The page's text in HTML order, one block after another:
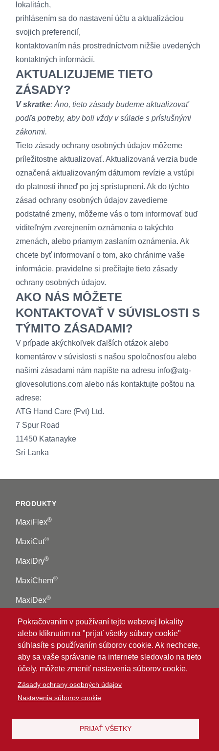
lokalitách,
prihlásením sa do nastavení účtu a aktualizáciou
svojich preferencií,
kontaktovaním nás prostredníctvom nižšie uvedených
kontaktných informácií.
AKTUALIZUJEME TIETO
ZÁSADY?
V skratke: Áno, tieto zásady budeme aktualizovať
podľa potreby, aby boli vždy v súlade s príslušnými
zákonmi.
Tieto zásady ochrany osobných údajov môžeme
príležitostne aktualizovať. Aktualizovaná verzia bude
označená aktualizovaným dátumom revízie a vstúpi
do platnosti ihneď po jej sprístupnení. Ak do týchto
zásad ochrany osobných údajov zavedieme
podstatné zmeny, môžeme vás o tom informovať buď
viditeľným zverejnením oznámenia o takýchto
zmenách, alebo priamym zaslaním oznámenia. Ak
chcete byť informovaní o tom, ako chránime vaše
informácie, pravidelne si prečítajte tieto zásady
ochrany osobných údajov.
AKO NÁS MÔŽETE
KONTAKTOVAŤ V SÚVISLOSTI S
TÝMITO ZÁSADAMI?
V prípade akýchkoľvek ďalších otázok alebo
komentárov v súvislosti s našou spoločnosťou alebo
našimi zásadami nám napíšte na adresu info@atg-
glovesolutions.com alebo nás kontaktujte poštou na
adrese:
ATG Hand Care (Pvt) Ltd.
7 Spur Road
11450 Katanayke
Sri Lanka
PRODUKTY
MaxiFlex®
MaxiCut®
MaxiDry®
MaxiChem®
MaxiDex®
TECHNOLOGICKÉ PLATFORMY
Pohodlie
Výkonnosť
Čistota zaručená
Naše hlavné hodnoty
Pokračovaním v používaní tejto webovej lokality
alebo kliknutím na "prijať všetky súbory cookie"
súhlasíte s používaním súborov cookie. Ak nechcete,
aby sa vaše správanie na internete sledovalo na tieto
účely, môžete zmeniť nastavenia súborov cookie.
Zásady ochrany osobných údajov
Nastavenia súborov cookie
PRIJAŤ VŠETKY